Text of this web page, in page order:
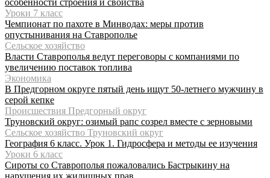
Уроки 7 класс
Чемпионат по пахоте в Минводах: меры против
опустынивания на Ставрополье
Сельское хозяйство
Власти Ставрополья ведут переговоры с компаниями по
увеличению поставок топлива
Экономика
В Предгорном округе пятый день ищут 50-летнего мужчину в
серой кепке
Происшествия Предгорный округ
Труновский округ: озимый рапс созрел вместе с зерновыми
Сельское хозяйство Труновский округ
География 6 класс. Урок 1. Гидросфера и методы ее изучения
Уроки 6 класс
Сироты со Ставрополья пожаловались Бастрыкину на
нарушения их жилищных прав